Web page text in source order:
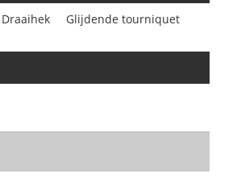
Draaihek
Glijdende tourniquet